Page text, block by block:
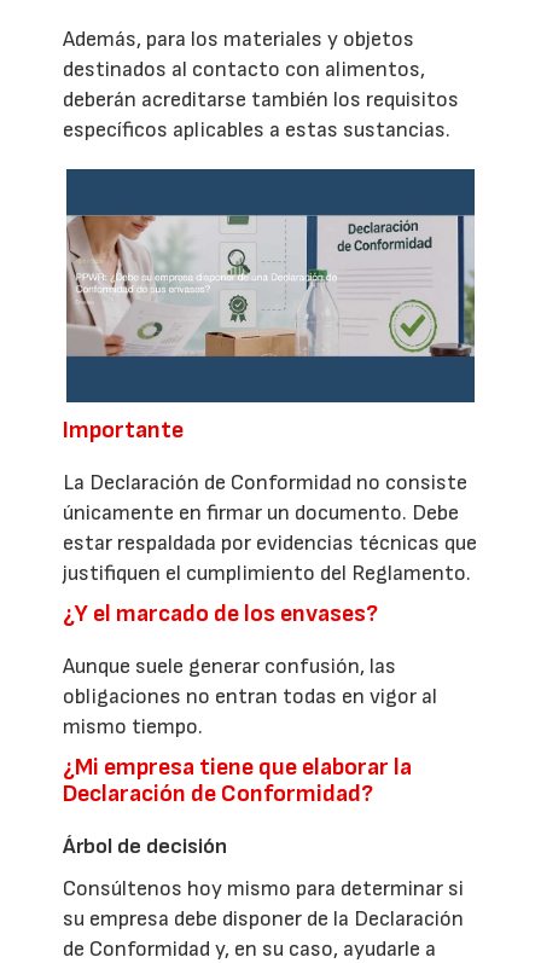
Además, para los materiales y objetos
destinados al contacto con alimentos,
deberán acreditarse también los requisitos
específicos aplicables a estas sustancias.
Importante
La Declaración de Conformidad no consiste
únicamente en firmar un documento. Debe
estar respaldada por evidencias técnicas que
justifiquen el cumplimiento del Reglamento.
¿Y el marcado de los envases?
Aunque suele generar confusión, las
obligaciones no entran todas en vigor al
mismo tiempo.
¿Mi empresa tiene que elaborar la
Declaración de Conformidad?
Árbol de decisión
Consúltenos hoy mismo para determinar si
su empresa debe disponer de la Declaración
de Conformidad y, en su caso, ayudarle a